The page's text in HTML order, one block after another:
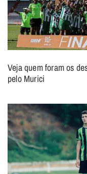
Veja quem foram os
pelo Murici